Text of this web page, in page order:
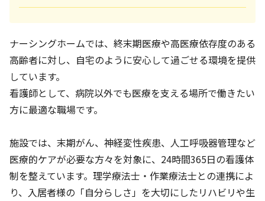
ナーシングホームでは、終末期医療や高医療依存度のある
高齢者に対し、自宅のように安心して過ごせる環境を提供
しています。
看護師として、病院以外でも医療を支える場所で働きたい
方に最適な職場です。
施設では、末期がん、神経変性疾患、人工呼吸器管理など
医療的ケアが必要な方々を対象に、24時間365日の看護体
制を整えています。理学療法士・作業療法士との連携によ
り、入居者様の「自分らしさ」を大切にしたリハビリや生